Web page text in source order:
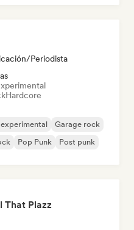
Periodista
Hardcore
Garage rock
Pop Punk Post punk
That Plazz